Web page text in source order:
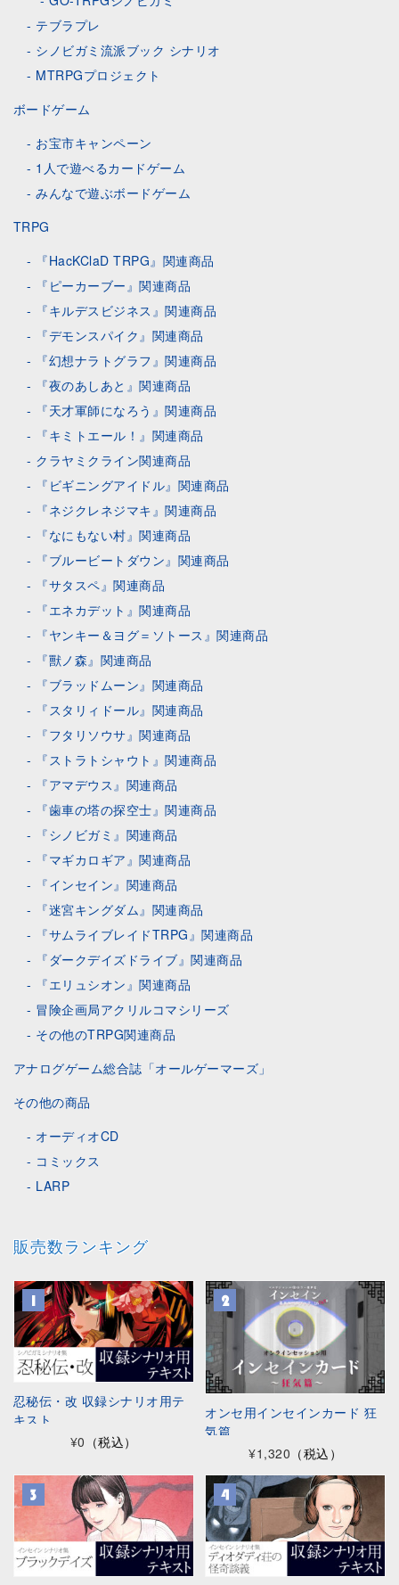
テブラプレ
シノビガミ流派ブック シナリオ
MTRPGプロジェクト
ボードゲーム
お宝市キャンペーン
1人で遊べるカードゲーム
みんなで遊ぶボードゲーム
TRPG
『HacKClaD TRPG』関連商品
『ピーカーブー』関連商品
『キルデスビジネス』関連商品
『デモンスパイク』関連商品
『幻想ナラトグラフ』関連商品
『夜のあしあと』関連商品
『天才軍師になろう』関連商品
『キミトエール！』関連商品
クラヤミクライン関連商品
『ビギニングアイドル』関連商品
『ネジクレネジマキ』関連商品
『なにもない村』関連商品
『ブルービートダウン』関連商品
『サタスペ』関連商品
『エネカデット』関連商品
『ヤンキー＆ヨグ＝ソトース』関連商品
『獸ノ森』関連商品
『ブラッドムーン』関連商品
『スタリィドール』関連商品
『フタリソウサ』関連商品
『ストラトシャウト』関連商品
『アマデウス』関連商品
『歯車の塔の探空士』関連商品
『シノビガミ』関連商品
『マギカロギア』関連商品
『インセイン』関連商品
『迷宮キングダム』関連商品
『サムライブレイドTRPG』関連商品
『ダークデイズドライブ』関連商品
『エリュシオン』関連商品
冒険企画局アクリルコマシリーズ
その他のTRPG関連商品
アナログゲーム総合誌「オールゲーマーズ」
その他の商品
オーディオCD
コミックス
LARP
販売数ランキング
忍秘伝・改 収録シナリオ用テ
キスト
¥0 （税込）
オンセ用インセインカード 狂
気篇
¥1,320 （税込）